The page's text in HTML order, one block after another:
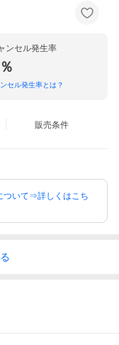
ンセル発生率
セル発生率とは？
販売条件
ついて⇒詳しくはこち